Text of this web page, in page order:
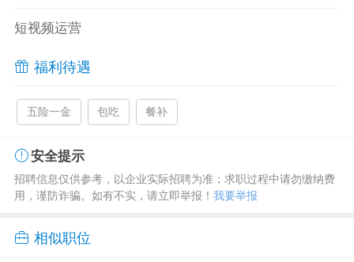
短视频运营
福利待遇
五险一金 包吃 餐补
安全提示
招聘信息仅供参考，以企业实际招聘为准；求职过程中请勿缴纳费
用，谨防诈骗。如有不实，请立即举报！ 我要举报
相似职位